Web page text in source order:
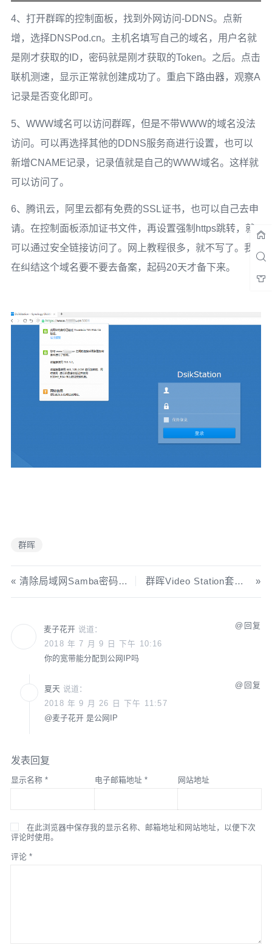
4、打开群晖的控制面板，找到外网访问-DDNS。点新
增，选择DNSPod.cn。主机名填写自己的域名，用户名就
是刚才获取的ID，密码就是刚才获取的Token。之后。点击
联机测速，显示正常就创建成功了。重启下路由器，观察A
记录是否变化即可。
5、WWW域名可以访问群晖，但是不带WWW的域名没法
访问。可以再选择其他的DDNS服务商进行设置，也可以
新增CNAME记录，记录值就是自己的WWW域名。这样就
可以访问了。
6、腾讯云，阿里云都有免费的SSL证书，也可以自己去申
请。在控制面板添加证书文件，再设置强制https跳转，就
可以通过安全链接访问了。网上教程很多，就不写了。我
在纠结这个域名要不要去备案，起码20天才备下来。
群晖
清除局域网Samba密码缓存 群晖Video Station套件封面不正常显示的解决方法
麦子花开 说道：
2018 年 7 月 9 日 下午 10:16
你的宽带能分配到公网IP吗
回复
夏天 说道：
2018 年 9 月 26 日 下午 11:57
@麦子花开 是公网IP
回复
发表回复
显示名称 * 电子邮箱地址 * 网站地址
在此浏览器中保存我的显示名称、邮箱地址和网站地址，以便下次
评论时使用。
评论 *